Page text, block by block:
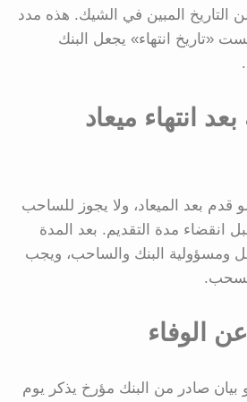
التاريخ المبين في الشيك. هذه مدد
«تاريخ انتهاء» يجعل البنك
انتهاء ميعاد
قدم بعد الميعاد، ولا يجوز للساحب
انقضاء مدة التقديم. بعد المدة
ومسؤولية البنك والساحب، ويجب
عن الوفاء
بيان صادر من البنك مؤرخ يذكر يوم